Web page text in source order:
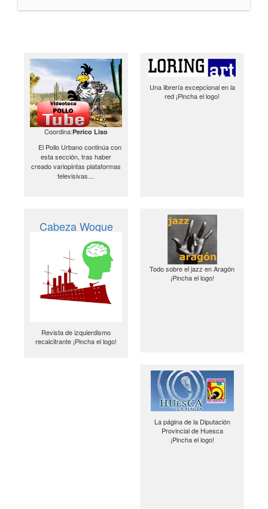
Coordina:Perico Liso
El Pollo Urbano continúa con
esta sección, tras haber
creado variopintas plataformas
televisivas…
Una librería excepcional en la
red ¡Pincha el logo!
Cabeza Woque
Revista de izquierdismo
recalcitrante ¡Pincha el logo!
Todo sobre el jazz en Aragón
¡Pincha el logo!
La página de la Diputación
Provincial de Huesca
¡Pincha el logo!